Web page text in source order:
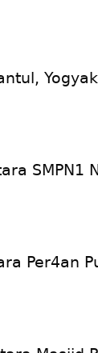
SMPN1
Per4an